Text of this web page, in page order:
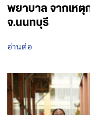
พยาบาล จากเหตุ
จ.นนทบุรี
อ่านต่อ